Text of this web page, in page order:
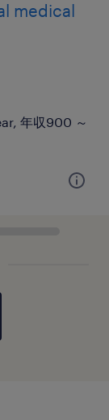
medical
年収900 ～